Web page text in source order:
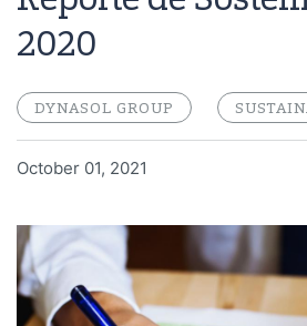
2020
DYNASOL GROUP
October 01, 2021